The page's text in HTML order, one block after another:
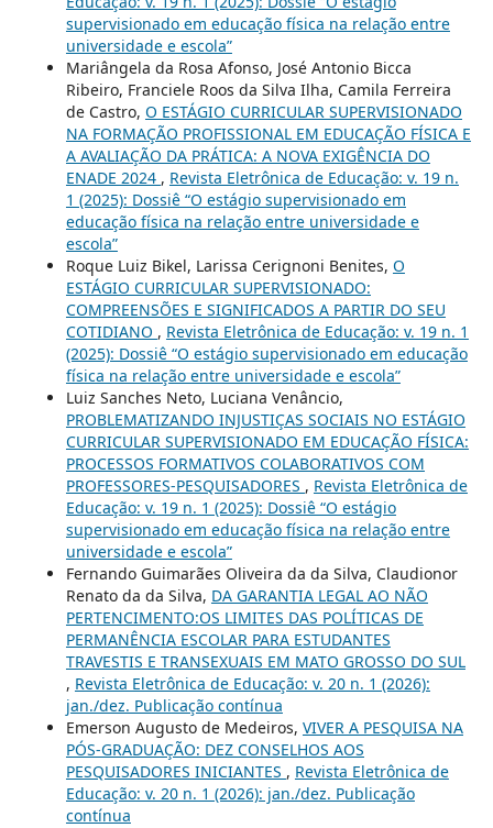
supervisionado em educação física na relação entre
universidade e escola”
Mariângela da Rosa Afonso, José Antonio Bicca
Ribeiro, Franciele Roos da Silva Ilha, Camila Ferreira
de Castro, O ESTÁGIO CURRICULAR SUPERVISIONADO
NA FORMAÇÃO PROFISSIONAL EM EDUCAÇÃO FÍSICA E
A AVALIAÇÃO DA PRÁTICA: A NOVA EXIGÊNCIA DO
ENADE 2024 , Revista Eletrônica de Educação: v. 19 n.
1 (2025): Dossiê “O estágio supervisionado em
educação física na relação entre universidade e
escola”
Roque Luiz Bikel, Larissa Cerignoni Benites, O
ESTÁGIO CURRICULAR SUPERVISIONADO:
COMPREENSÕES E SIGNIFICADOS A PARTIR DO SEU
COTIDIANO , Revista Eletrônica de Educação: v. 19 n. 1
(2025): Dossiê “O estágio supervisionado em educação
física na relação entre universidade e escola”
Luiz Sanches Neto, Luciana Venâncio,
PROBLEMATIZANDO INJUSTIÇAS SOCIAIS NO ESTÁGIO
CURRICULAR SUPERVISIONADO EM EDUCAÇÃO FÍSICA:
PROCESSOS FORMATIVOS COLABORATIVOS COM
PROFESSORES-PESQUISADORES , Revista Eletrônica de
Educação: v. 19 n. 1 (2025): Dossiê “O estágio
supervisionado em educação física na relação entre
universidade e escola”
Fernando Guimarães Oliveira da da Silva, Claudionor
Renato da da Silva, DA GARANTIA LEGAL AO NÃO
PERTENCIMENTO:OS LIMITES DAS POLÍTICAS DE
PERMANÊNCIA ESCOLAR PARA ESTUDANTES
TRAVESTIS E TRANSEXUAIS EM MATO GROSSO DO SUL
, Revista Eletrônica de Educação: v. 20 n. 1 (2026):
jan./dez. Publicação contínua
Emerson Augusto de Medeiros, VIVER A PESQUISA NA
PÓS-GRADUAÇÃO: DEZ CONSELHOS AOS
PESQUISADORES INICIANTES , Revista Eletrônica de
Educação: v. 20 n. 1 (2026): jan./dez. Publicação
contínua